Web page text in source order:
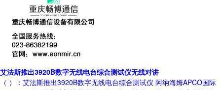
艾法斯推出3920B数字无线电台综合测试仪无线对讲
（ ）：艾法斯推出3920B数字无线电台综合测试仪 阿纳海姆APCO国际